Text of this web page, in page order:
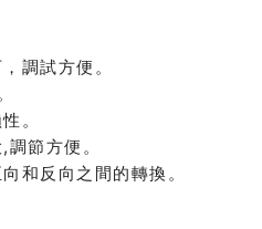
調試方便。
。
節方便。
和反向之間的轉換。